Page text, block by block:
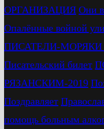
ОРГАНИЗАЦИЯ Они
Опалённые войной
ПИСАТЕЛИ-
Писательский билет
РЯЗАНСКИМ-2019
Поздравляет
помощь больным